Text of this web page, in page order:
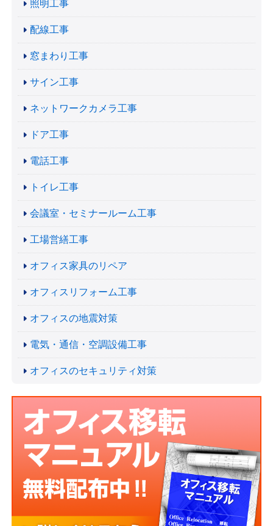
照明工事
配線工事
窓まわり工事
サイン工事
ネットワークカメラ工事
ドア工事
電話工事
トイレ工事
会議室・セミナールーム工事
工場営繕工事
オフィス家具のリペア
オフィスリフォーム工事
オフィスの地震対策
電気・通信・空調設備工事
オフィスのセキュリティ対策